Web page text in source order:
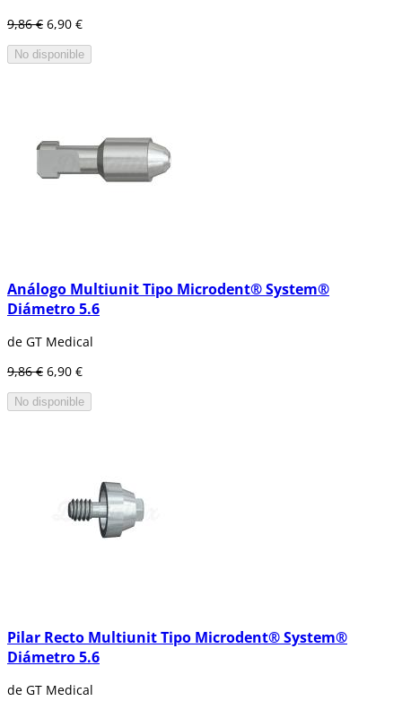
9,86 € 6,90 €
No disponible
Análogo Multiunit Tipo Microdent® System®
Diámetro 5.6
de GT Medical
9,86 € 6,90 €
No disponible
Pilar Recto Multiunit Tipo Microdent® System®
Diámetro 5.6
de GT Medical